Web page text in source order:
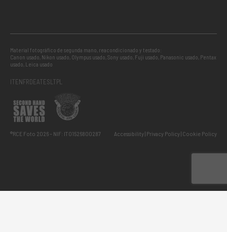
Material fotográfico de segunda mano, reacondicionado y testado:
Canon usado, Nikon usado, Olympus usado,Sony usado, Fuji usado, Panasonic usado, Pentax
usado, Leica usado
ITENFRDEATESLTPL
®RCE Foto 2026 – NIF: IT01526800287 Accessibility Privacy Policy Cookie Policy